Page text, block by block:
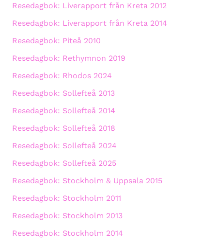
Resedagbok: Liverapport från Kreta 2012
Resedagbok: Liverapport från Kreta 2014
Resedagbok: Piteå 2010
Resedagbok: Rethymnon 2019
Resedagbok: Rhodos 2024
Resedagbok: Sollefteå 2013
Resedagbok: Sollefteå 2014
Resedagbok: Sollefteå 2018
Resedagbok: Sollefteå 2024
Resedagbok: Sollefteå 2025
Resedagbok: Stockholm & Uppsala 2015
Resedagbok: Stockholm 2011
Resedagbok: Stockholm 2013
Resedagbok: Stockholm 2014